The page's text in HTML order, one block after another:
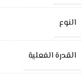
النوع
القدرة الفعلية